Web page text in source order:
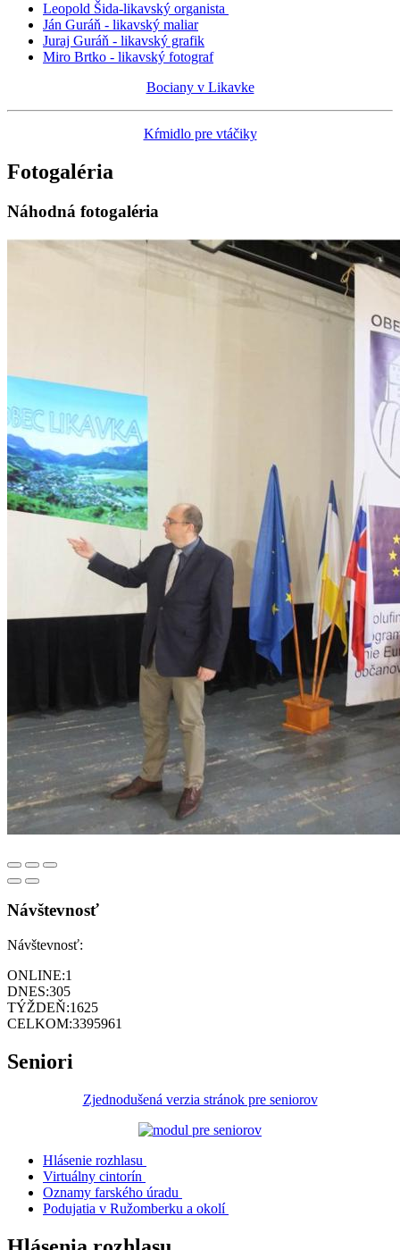
Leopold Šida-likavský organista
Ján Guráň - likavský maliar
Juraj Guráň - likavský grafik
Miro Brtko - likavský fotograf
Bociany v Likavke
Kŕmidlo pre vtáčiky
Fotogaléria
Náhodná fotogaléria
Návštevnosť
Návštevnosť:
ONLINE:1
DNES:305
TÝŽDEŇ:1625
CELKOM:3395961
Seniori
Zjednodušená verzia stránok pre seniorov
Hlásenie rozhlasu
Virtuálny cintorín
Oznamy farského úradu
Podujatia v Ružomberku a okolí